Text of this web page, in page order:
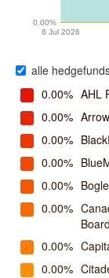
8 Jul 2026
0.00%
alle
0.00% AHL
0.00%
0.00%
0.00%
0.00%
0.00%
Board
0.00%
0.00%